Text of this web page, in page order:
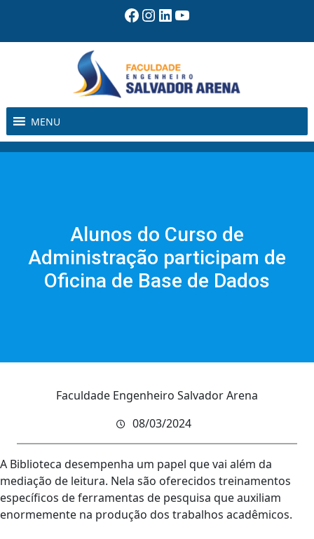
o
Facebook
Instagram
LinkedIn
Youtube
MENU
Alunos do Curso de
Administração participam de
Oficina de Base de Dados
Faculdade Engenheiro Salvador Arena
08/03/2024
A Biblioteca desempenha um papel que vai além da
mediação de leitura. Nela são oferecidos treinamentos
específicos de ferramentas de pesquisa que auxiliam
enormemente na produção dos trabalhos acadêmicos.